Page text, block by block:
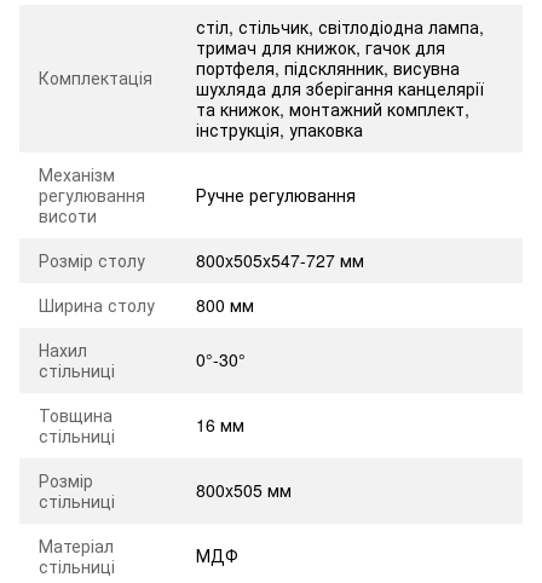
Комплектація
стіл, стільчик, світлодіодна лампа,
тримач для книжок, гачок для
портфеля, підсклянник, висувна
шухляда для зберігання канцелярії
та книжок, монтажний комплект,
інструкція, упаковка
Механізм
регулювання
висоти
Ручне регулювання
Розмір столу
800x505x547-727 мм
Ширина столу
800 мм
Нахил
стільниці
0°-30°
Товщина
стільниці
16 мм
Розмір
стільниці
800x505 мм
Матеріал
стільниці
МДФ